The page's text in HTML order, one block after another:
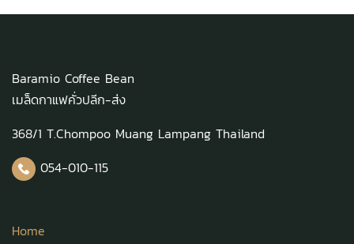
Baramio Coffee Bean
เมล็ดกาแฟคั่วปลีก-ส่ง
368/1 T.Chompoo Muang Lampang Thailand
054-010-115
Home